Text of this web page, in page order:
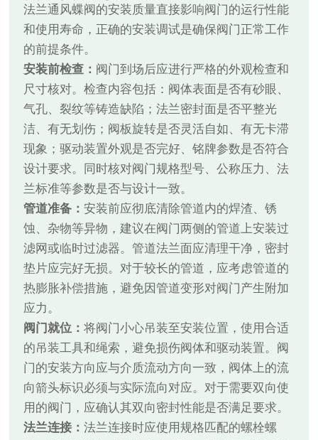
法兰通风蝶阀的安装质量直接影响阀门的运行性能
和使用寿命，正确的安装调试是确保阀门正常工作
的前提条件。
安装前检查： 阀门到场后应进行严格的外观检查和
尺寸核对。检查内容包括：阀体表面是否有砂眼、
气孔、裂纹等铸造缺陷；法兰密封面是否平整光
洁、有无划伤；阀板旋转是否灵活自如、有无卡滞
现象；驱动装置外观是否完好、铭牌参数是否符合
设计要求。同时核对阀门规格型号、公称压力、法
兰标准等参数是否与设计一致。
管道准备：安装前应彻底清除管道内的焊渣、锈
蚀、杂物等异物，建议在阀门两侧的管道上安装过
滤网或临时过滤器。管道法兰面应清理干净，密封
垫片应完好无损。对于较长的管道，应考虑管道的
热膨胀补偿措施，避免因管道变形对阀门产生附加
应力。
阀门就位：将阀门小心吊装至安装位置，使用合适
的吊装工具和绳索，避免损伤阀体和驱动装置。阀
门的安装方向应与介质流动方向一致，阀体上的流
向箭头标识必须与实际流向对应。对于需要双向使
用的阀门，应确认其双向密封性能是否满足要求。
法兰连接：法兰连接时应使用规格匹配的螺栓螺